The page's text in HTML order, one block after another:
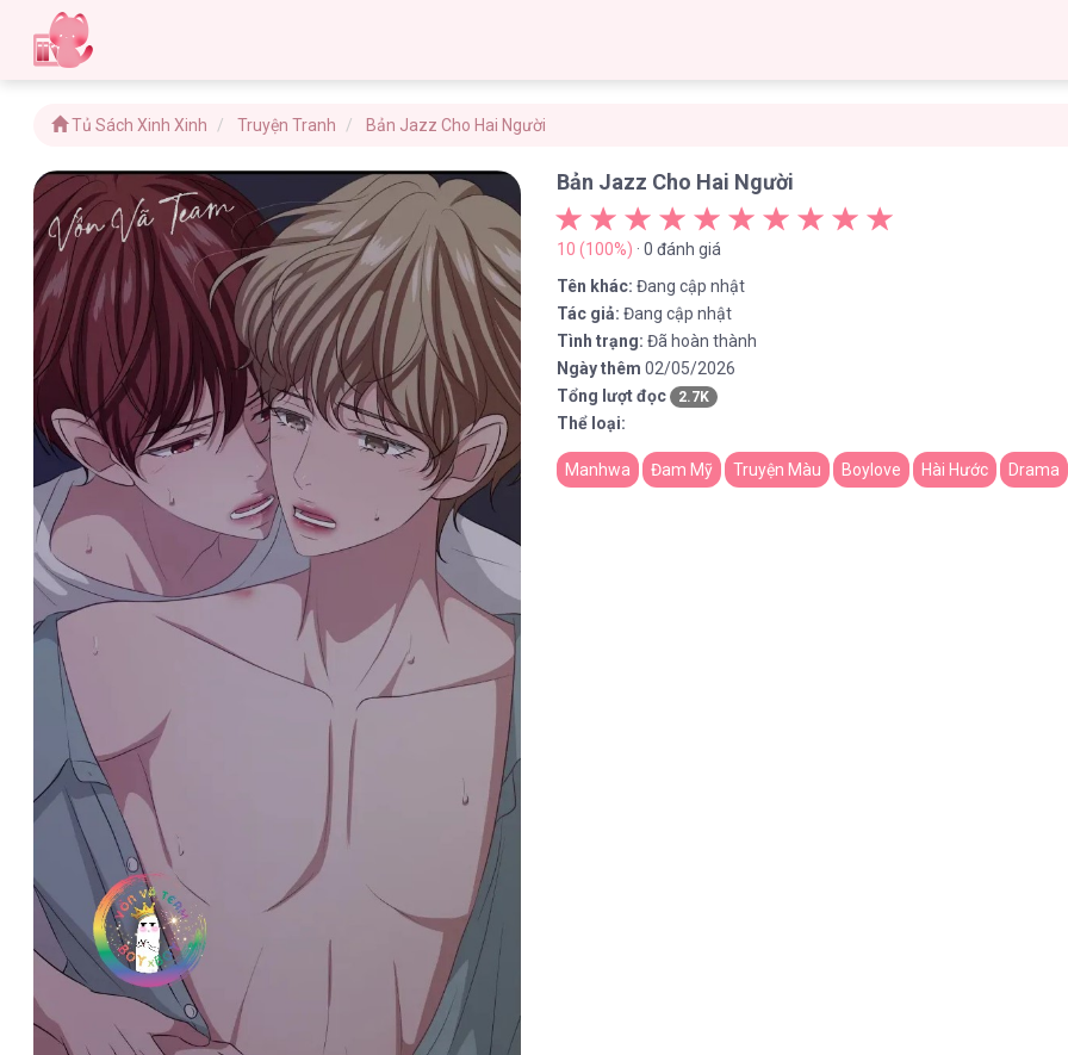
Tủ Sách Xinh Xinh Truyện Tranh Bản Jazz Cho Hai Người
Bản Jazz Cho Hai Người
10 (100%) · 0 đánh giá
Tên khác: Đang cập nhật
Tác giả: Đang cập nhật
Tình trạng: Đã hoàn thành
Ngày thêm 02/05/2026
Tổng lượt đọc
2.7K
Thể loại:
Manhwa Đam Mỹ Truyện Màu Boylove Hài Hước Drama